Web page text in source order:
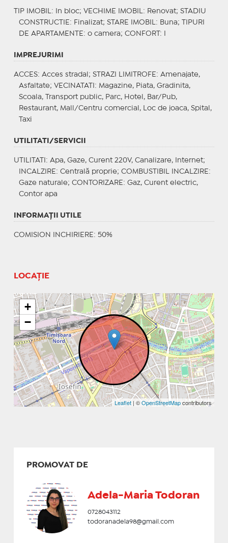
TIP IMOBIL : In bloc; VECHIME IMOBIL : Renovat; STADIU
CONSTRUCTIE : Finalizat; STARE IMOBIL : Buna;
TIPURI
DE APARTAMENTE : o camera; CONFORT : I
IMPREJURIMI
ACCES: Acces stradal; STRAZI LIMITROFE : Amenajate,
Asfaltate; VECINATATI : Magazine, Piata, Gradinita,
Scoala, Transport public, Parc, Hotel, Bar/Pub,
Restaurant, Mall/Centru comercial, Loc de joaca, Spital,
Taxi
UTILITATI/SERVICII
UTILITATI : Apa, Gaze, Curent 220V, Canalizare, Internet;
INCALZIRE : Centrală proprie; COMBUSTIBIL INCALZIRE :
Gaze naturale; CONTORIZARE : Gaz, Curent electric,
Contor apa
INFORMAŢII UTILE
COMISION INCHIRIERE: 50%
LOCAȚIE
+
−
Leaflet | ©OpenStreetMapcontributors
PROMOVAT DE
Adela-Maria Todoran
0728043112
todoranadela98@gmail.com